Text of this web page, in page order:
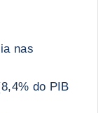
nas
do PIB